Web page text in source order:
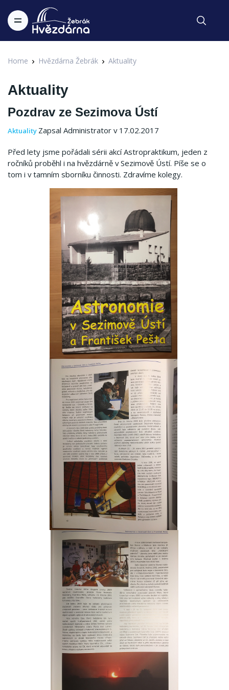
Home Hvězdárna Žebrák Aktuality
Aktuality
Pozdrav ze Sezimova Ústí
Aktuality Zapsal Administrator v 17.02.2017
Před lety jsme pořádali sérii akcí Astropraktikum, jeden z
ročníků proběhl i na hvězdárně v Sezimově Ústí. Píše se o
tom i v tamním sborníku činnosti. Zdravíme kolegy.